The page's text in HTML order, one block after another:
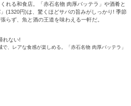
れる和食店。「赤石名物 肉厚バッテラ」や酒肴と
(1320円)は、驚くほどサバの旨みがしっかり! 季節
らず、魚と酒の王道を味わえる一軒だ。
、レアな食感が楽しめる。「赤石名物 肉厚バッテラ」